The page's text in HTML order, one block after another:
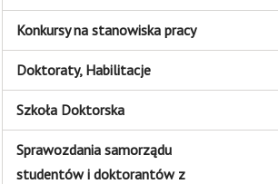
Konkursy na stanowiska pracy
Doktoraty, Habilitacje
Szkoła Doktorska
Sprawozdania samorządu
studentów i doktorantów z